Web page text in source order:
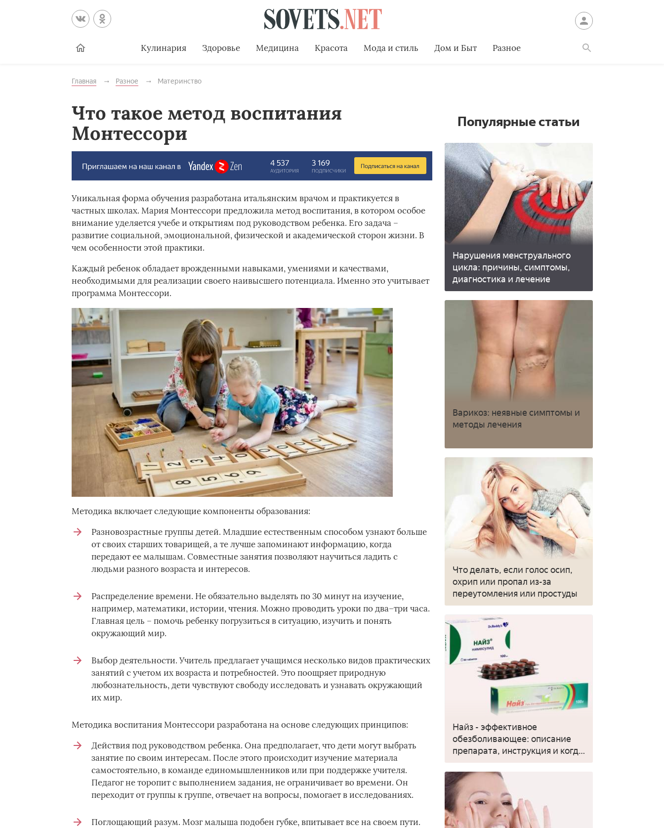
Кулинария Здоровье Медицина Красота Мода и стиль Дом и Быт Разное
Главная Разное Материнство
Что такое метод воспитания
Монтессори
Уникальная форма обучения разработана итальянским врачом и практикуется в
частных школах. Мария Монтессори предложила метод воспитания, в котором особое
внимание уделяется учебе и открытиям под руководством ребенка. Его задача –
развитие социальной, эмоциональной, физической и академической сторон жизни. В
чем особенности этой практики.
Каждый ребенок обладает врожденными навыками, умениями и качествами,
необходимыми для реализации своего наивысшего потенциала. Именно это учитывает
программа Монтессори.
Методика включает следующие компоненты образования:
Разновозрастные группы детей. Младшие естественным способом узнают больше
от своих старших товарищей, а те лучше запоминают информацию, когда
передают ее малышам. Совместные занятия позволяют научиться ладить с
людьми разного возраста и интересов.
Распределение времени. Не обязательно выделять по 30 минут на изучение,
например, математики, истории, чтения. Можно проводить уроки по два–три часа.
Главная цель – помочь ребенку погрузиться в ситуацию, изучить и понять
окружающий мир.
Выбор деятельности. Учитель предлагает учащимся несколько видов практических
занятий с учетом их возраста и потребностей. Это поощряет природную
любознательность, дети чувствуют свободу исследовать и узнавать окружающий
их мир.
Методика воспитания Монтессори разработана на основе следующих принципов:
Действия под руководством ребенка. Она предполагает, что дети могут выбрать
занятие по своим интересам. После этого происходит изучение материала
самостоятельно, в команде единомышленников или при поддержке учителя.
Педагог не торопит с выполнением задания, не ограничивает во времени. Он
переходит от группы к группе, отвечает на вопросы, помогает в исследованиях.
Поглощающий разум. Мозг малыша подобен губке, впитывает все на своем пути.
Популярные статьи
Нарушения менструального
цикла: причины, симптомы,
диагностика и лечение
Варикоз: неявные симптомы и
методы лечения
Что делать, если голос осип,
охрип или пропал из-за
переутомления или простуды
Найз - эффективное
обезболивающее: описание
препарата, инструкция и когда
применять